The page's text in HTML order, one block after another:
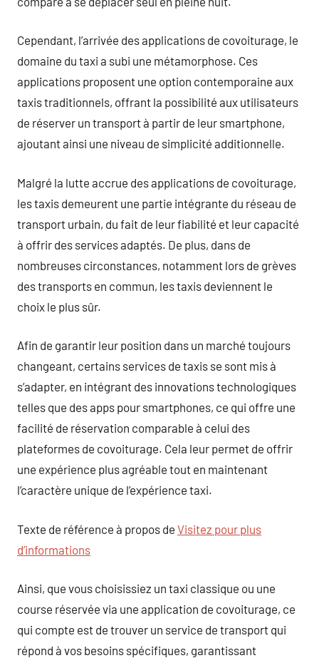
Cependant, l’arrivée des applications de covoiturage, le
domaine du taxi a subi une métamorphose. Ces
applications proposent une option contemporaine aux
taxis traditionnels, offrant la possibilité aux utilisateurs
de réserver un transport à partir de leur smartphone,
ajoutant ainsi une niveau de simplicité additionnelle.
Malgré la lutte accrue des applications de covoiturage,
les taxis demeurent une partie intégrante du réseau de
transport urbain, du fait de leur fiabilité et leur capacité
à offrir des services adaptés. De plus, dans de
nombreuses circonstances, notamment lors de grèves
des transports en commun, les taxis deviennent le
choix le plus sûr.
Afin de garantir leur position dans un marché toujours
changeant, certains services de taxis se sont mis à
s’adapter, en intégrant des innovations technologiques
telles que des apps pour smartphones, ce qui offre une
facilité de réservation comparable à celui des
plateformes de covoiturage. Cela leur permet de offrir
une expérience plus agréable tout en maintenant
l’caractère unique de l’expérience taxi.
Texte de référence à propos de Visitez pour plus
d’informations
Ainsi, que vous choisissiez un taxi classique ou une
course réservée via une application de covoiturage, ce
qui compte est de trouver un service de transport qui
répond à vos besoins spécifiques, garantissant